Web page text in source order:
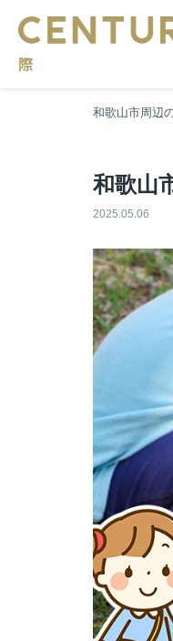
和歌山市周辺
和歌山
2025.05.06